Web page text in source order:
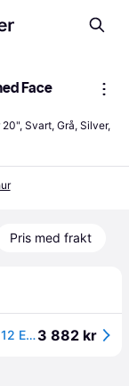
Face
Svart, Grå, Silver,
Pris med frakt
MAK Union Anthracite/polished 8,5X20 5/112 ET40 CB66,53 882 kr